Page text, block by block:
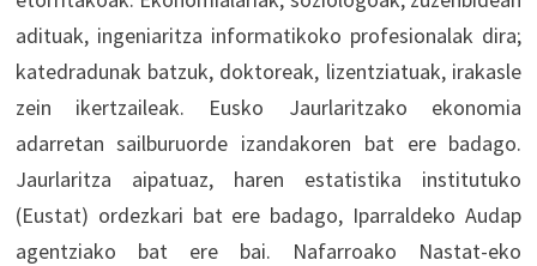
adituak, ingeniaritza informatikoko profesionalak dira;
katedradunak batzuk, doktoreak, lizentziatuak, irakasle
zein ikertzaileak. Eusko Jaurlaritzako ekonomia
adarretan sailburuorde izandakoren bat ere badago.
Jaurlaritza aipatuaz, haren estatistika institutuko
(Eustat) ordezkari bat ere badago, Iparraldeko Audap
agentziako bat ere bai. Nafarroako Nastat-eko